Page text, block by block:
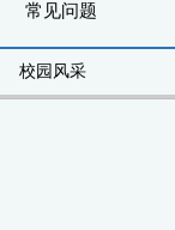
常见问题
校园风采